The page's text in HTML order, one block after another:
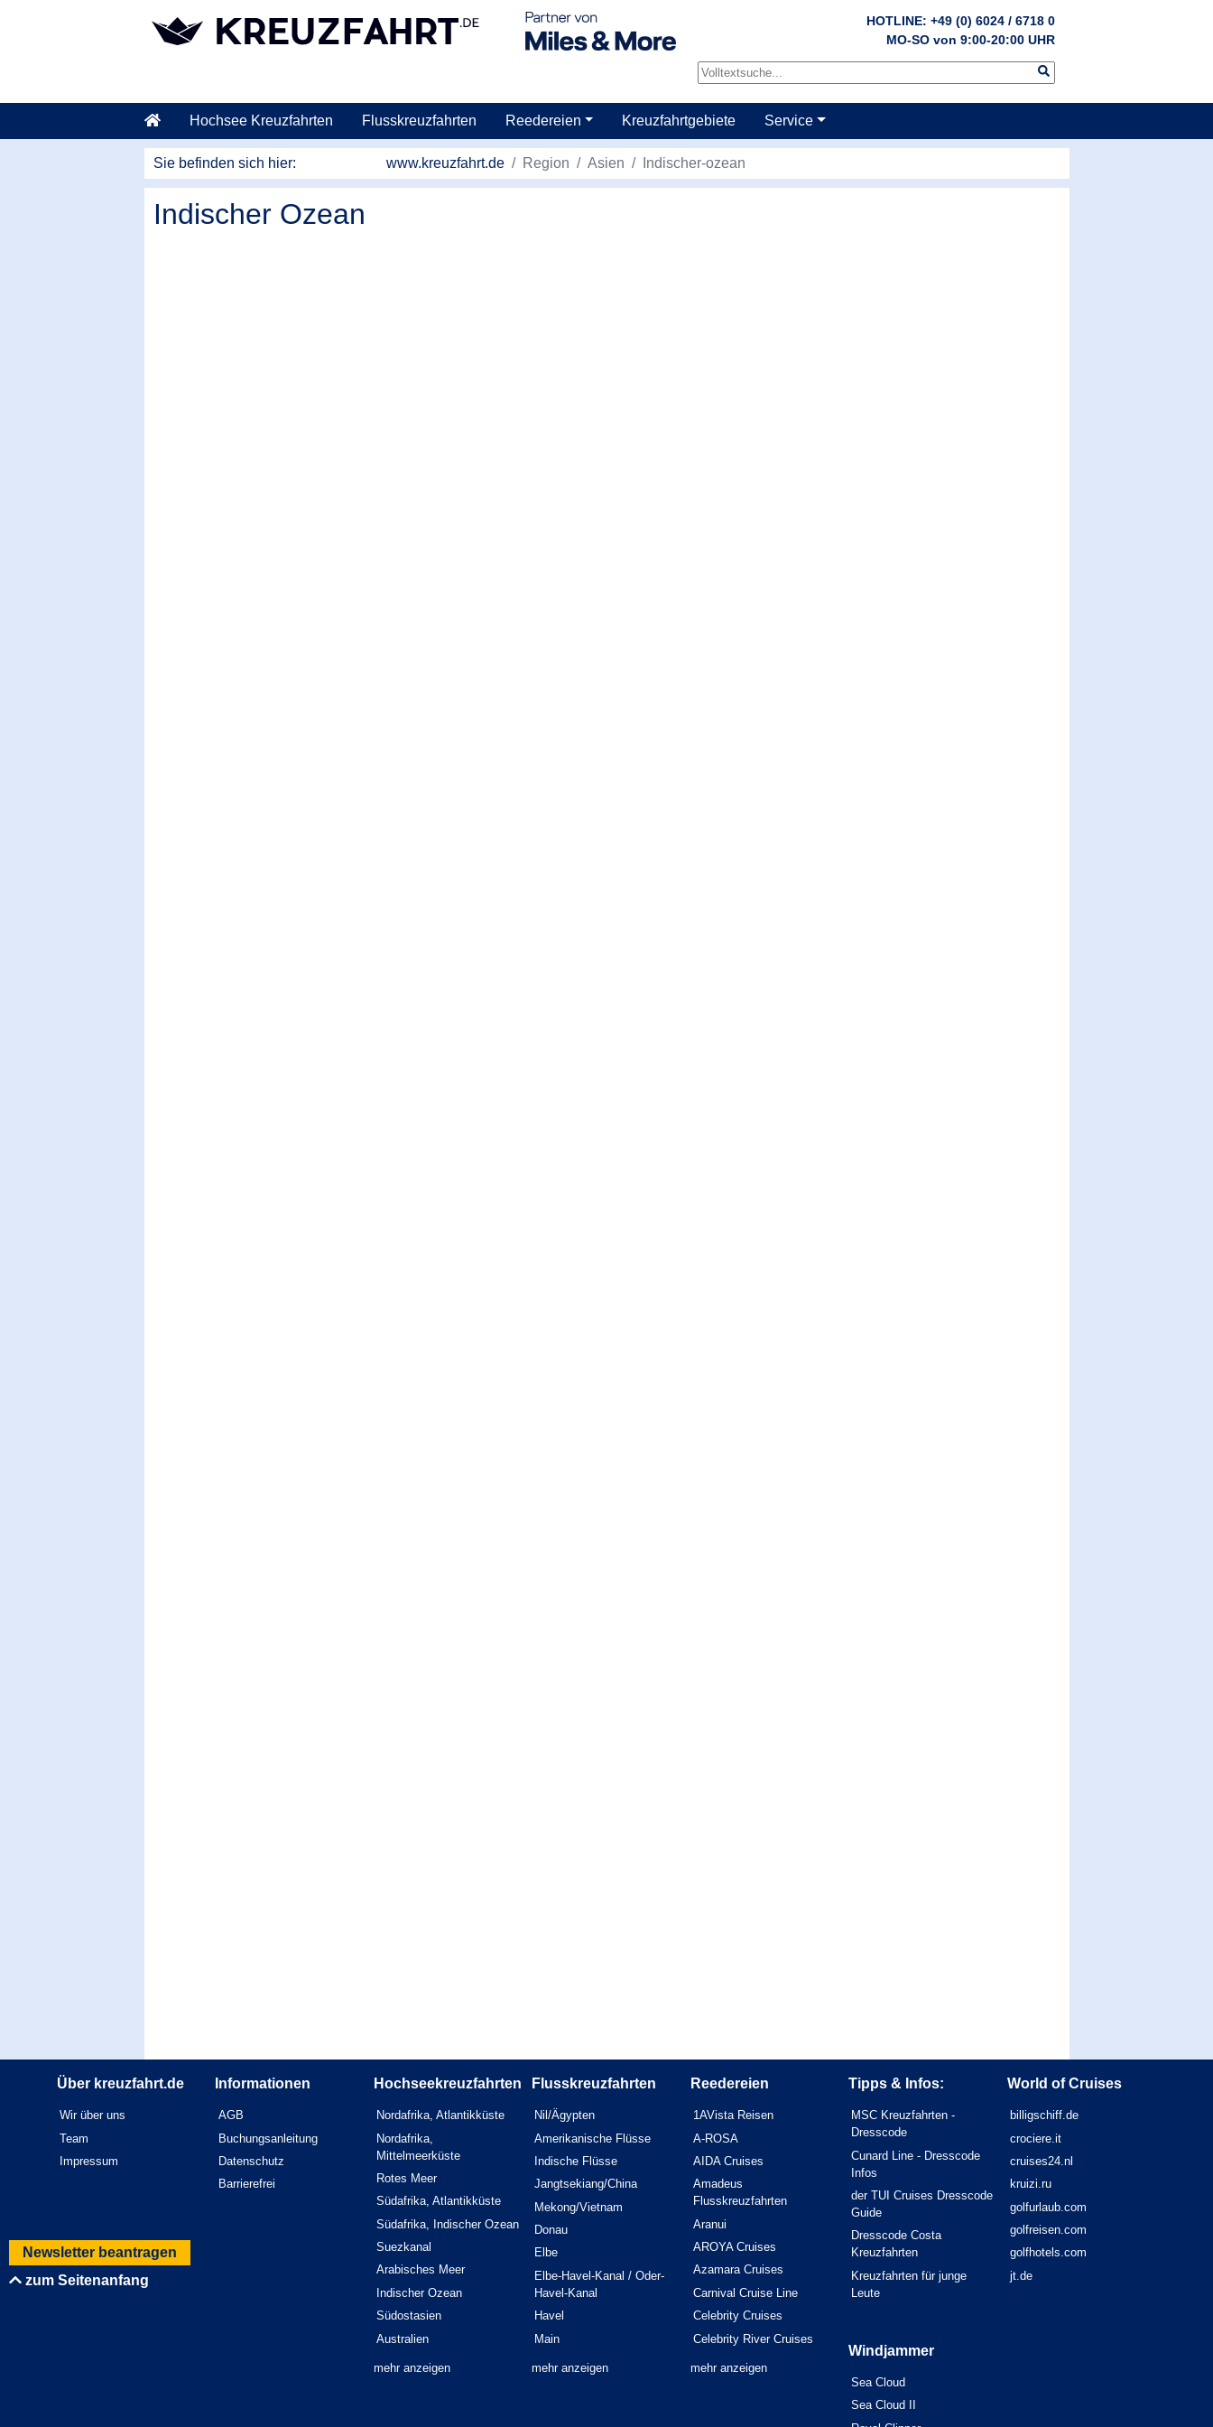
HOTLINE: +49 (0) 6024 / 6718 0
MO-SO von 9:00-20:00 UHR
weiter zum Hauptkontent
Hochsee Kreuzfahrten Flusskreuzfahrten Reedereien Kreuzfahrtgebiete Service
Sie befinden sich hier: www.kreuzfahrt.de Region Asien Indischer-ozean
Indischer Ozean
Newsletter beantragen
zum Seitenanfang
Über kreuzfahrt.de
Wir über uns
Team
Impressum
Informationen
AGB
Buchungsanleitung
Datenschutz
Barrierefrei
Hochseekreuzfahrten
Nordafrika, Atlantikküste
Nordafrika,
Mittelmeerküste
Rotes Meer
Südafrika, Atlantikküste
Südafrika, Indischer Ozean
Suezkanal
Arabisches Meer
Indischer Ozean
Südostasien
Australien
mehr anzeigen
Flusskreuzfahrten
Nil/Ägypten
Amerikanische Flüsse
Indische Flüsse
Jangtsekiang/China
Mekong/Vietnam
Donau
Elbe
Elbe-Havel-Kanal / Oder-
Havel-Kanal
Havel
Main
mehr anzeigen
Reedereien
1AVista Reisen
A-ROSA
AIDA Cruises
Amadeus
Flusskreuzfahrten
Aranui
AROYA Cruises
Azamara Cruises
Carnival Cruise Line
Celebrity Cruises
Celebrity River Cruises
mehr anzeigen
Tipps & Infos:
MSC Kreuzfahrten -
Dresscode
Cunard Line - Dresscode
Infos
der TUI Cruises Dresscode
Guide
Dresscode Costa
Kreuzfahrten
Kreuzfahrten für junge
Leute
Windjammer
Sea Cloud
Sea Cloud II
World of Cruises
billigschiff.de
crociere.it
cruises24.nl
kruizi.ru
golfurlaub.com
golfreisen.com
golfhotels.com
jt.de